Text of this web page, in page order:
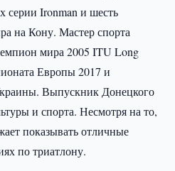
серии Ironman и шесть
на Кону. Мастер спорта
мира 2005 ITU Long
Европы 2017 и
Выпускник Донецкого
и спорта. Несмотря на то,
показывать отличные
по триатлону.